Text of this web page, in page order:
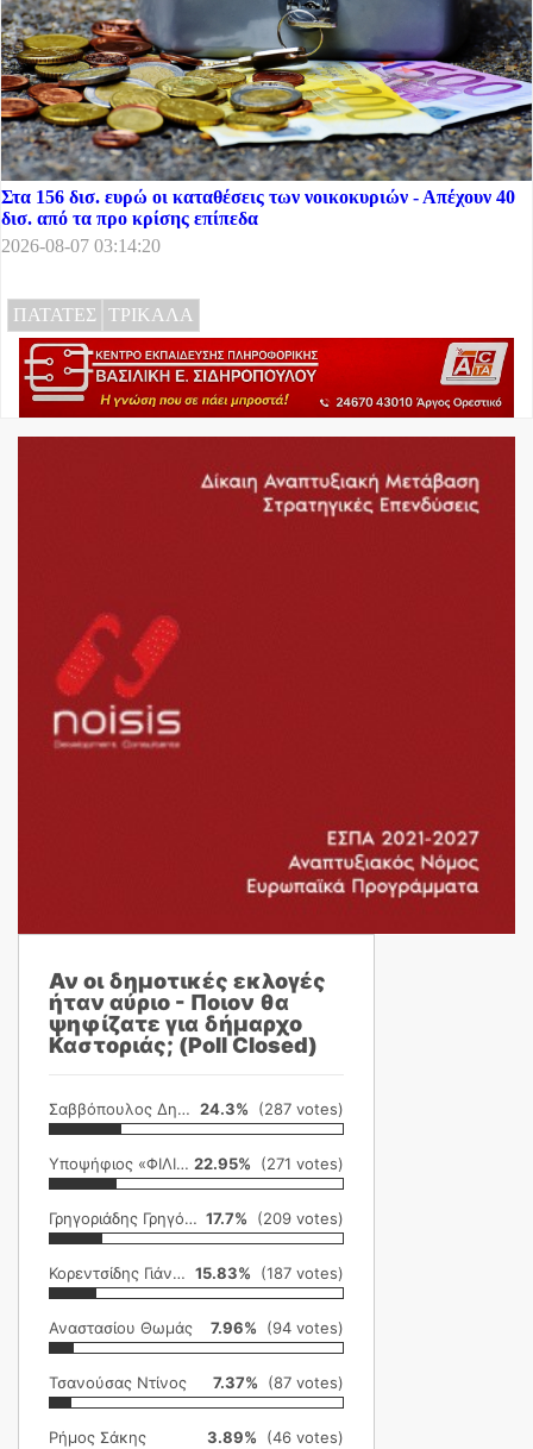
Στα 156 δισ. ευρώ οι καταθέσεις των νοικοκυριών - Απέχουν 40
δισ. από τα προ κρίσης επίπεδα
2026-08-07 03:14:20
ΠΑΤΑΤΕΣ ΤΡΙΚΑΛΑ
Αν οι δημοτικές εκλογές
ήταν αύριο - Ποιον θα
ψηφίζατε για δήμαρχο
Καστοριάς; (Poll Closed)
Σαββόπουλος Δημήτρης 24.3% (287 votes)
Υποψήφιος «ΦΙΛΙΚΗ ΕΤΑΙΡΕΙΑ» 22.95% (271 votes)
Γρηγοριάδης Γρηγόρης 17.7% (209 votes)
Κορεντσίδης Γιάννης 15.83% (187 votes)
Αναστασίου Θωμάς 7.96% (94 votes)
Τσανούσας Ντίνος 7.37% (87 votes)
Ρήμος Σάκης 3.89% (46 votes)